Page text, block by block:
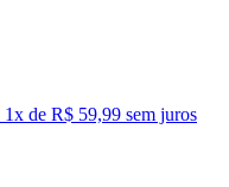
1x de R$ 59,99 sem juros